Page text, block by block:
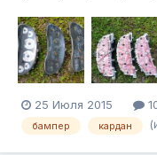
2500р 3. задние
Задний бампер,цвет
продажи., 6....
25 Июля 2015
бампер кардан